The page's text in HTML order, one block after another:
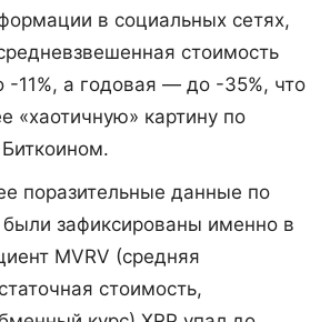
в социальных сетях,
стоимость
-11%, а годовая — до -35%, что
«хаотичную» картину по
поразительные данные по
были зафиксированы именно в
MVRV (средняя
стоимость,